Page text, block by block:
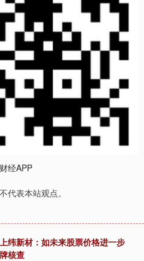
经APP
代表本站观点。
纬新材：如未来股票价格进一步
核查